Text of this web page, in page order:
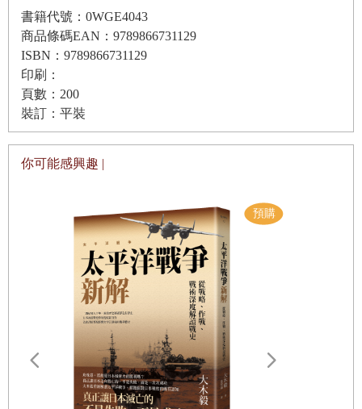
書籍代號：0WGE4043
商品條碼EAN：9789866731129
ISBN：9789866731129
印刷：
頁數：200
裝訂：平裝
你可能感興趣 |